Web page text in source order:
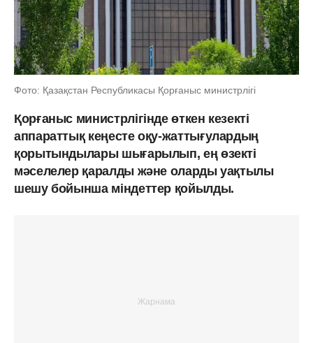
Фото: Қазақстан Республикасы Қорғаныс министрлігі
Қорғаныс министрлігінде өткен кезекті
аппараттық кеңесте оқу-жаттығулардың
қорытындылары шығарылып, ең өзекті
мәселелер қаралды және оларды уақтылы
шешу бойынша міндеттер қойылды.